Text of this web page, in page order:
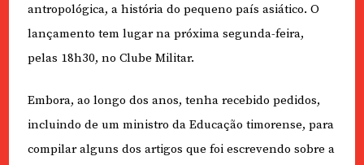
antropológica, a história do pequeno país asiático. O
lançamento tem lugar na próxima segunda-feira,
pelas 18h30, no Clube Militar.
Embora, ao longo dos anos, tenha recebido pedidos,
incluindo de um ministro da Educação timorense, para
compilar alguns dos artigos que foi escrevendo sobre a